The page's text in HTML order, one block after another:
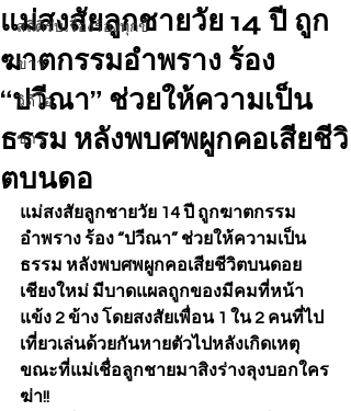
สถิติรับเรื่องร้องทุกข์
ข่าว
วิดีโอ
ข่าว
แม่สงสัยลูกชายวัย 14 ปี ถูก
ฆาตกรรมอำพราง ร้อง
“ปวีณา” ช่วยให้ความเป็น
ธรรม หลังพบศพผูกคอเสียชีวิ
ตบนดอ
แม่สงสัยลูกชายวัย 14 ปี ถูกฆาตกรรม
อำพราง ร้อง “ปวีณา” ช่วยให้ความเป็น
ธรรม หลังพบศพผูกคอเสียชีวิตบนดอย
เชียงใหม่ มีบาดแผลถูกของมีคมที่หน้า
แข้ง 2 ข้าง โดยสงสัยเพื่อน 1 ใน 2 คนที่ไป
เที่ยวเล่นด้วยกันหายตัวไปหลังเกิดเหตุ
ขณะที่แม่เชื่อลูกชายมาสิงร่างลุงบอกใคร
ฆ่า!!